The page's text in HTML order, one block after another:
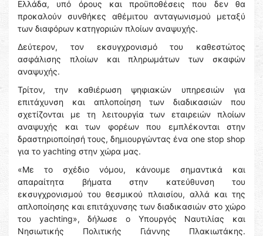
Ελλάδα, υπό όρους και προϋποθέσεις που δεν θα
προκαλούν συνθήκες αθέμιτου ανταγωνισμού μεταξύ
των διαφόρων κατηγοριών πλοίων αναψυχής.
Δεύτερον, τον εκσυγχρονισμό του καθεστώτος
ασφάλισης πλοίων και πληρωμάτων των σκαφών
αναψυχής.
Τρίτον, την καθιέρωση ψηφιακών υπηρεσιών για
επιτάχυνση και απλοποίηση των διαδικασιών που
σχετίζονται με τη λειτουργία των εταιρειών πλοίων
αναψυχής και των φορέων που εμπλέκονται στην
δραστηριοποίησή τους, δημιουργώντας ένα one stop shop
για το yachting στην χώρα μας.
«Με το σχέδιο νόμου, κάνουμε σημαντικά και
απαραίτητα βήματα στην κατεύθυνση του
εκσυγχρονισμού του θεσμικού πλαισίου, αλλά και της
απλοποίησης και επιτάχυνσης των διαδικασιών στο χώρο
του yachting», δήλωσε ο Υπουργός Ναυτιλίας και
Νησιωτικής Πολιτικής Γιάννης Πλακιωτάκης.